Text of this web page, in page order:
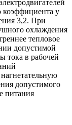
коэффициента у
3,2. При
охлаждения
тепловое
допустимой
тока в рабочей
допустимого
питания